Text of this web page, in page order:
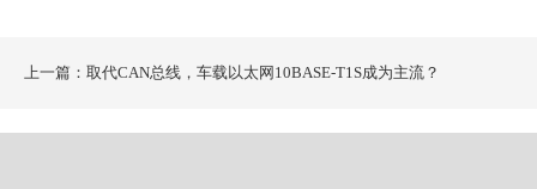
上一篇：取代CAN总线，车载以太网10BASE-T1S成为主流？